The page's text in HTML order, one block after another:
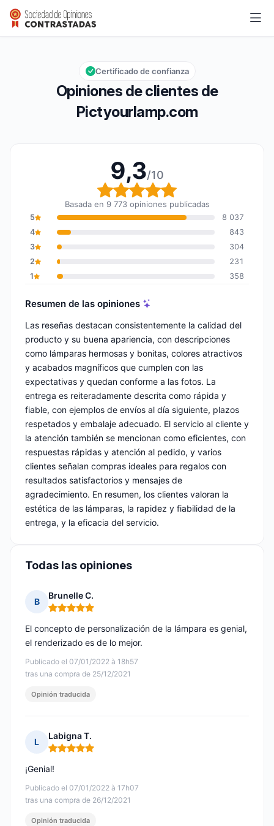
Pictyourlamp.com
Calificación global: 9,3 de 10
9,3/10
Opiniones de clientes de
Pictyourlamp.com
Certificado de confianza
9,3/10
Calificación global: 9,3
Basada en 9 773 opiniones publicadas
5
8 037
4
843
3
304
2
231
1
358
Resumen de las opiniones
Las reseñas destacan consistentemente la calidad del
producto y su buena apariencia, con descripciones
como lámparas hermosas y bonitas, colores atractivos
y acabados magníficos que cumplen con las
expectativas y quedan conforme a las fotos. La
entrega es reiteradamente descrita como rápida y
fiable, con ejemplos de envíos al día siguiente, plazos
respetados y embalaje adecuado. El servicio al cliente y
la atención también se mencionan como eficientes, con
respuestas rápidas y atención al pedido, y varios
clientes señalan compras ideales para regalos con
resultados satisfactorios y mensajes de
agradecimiento. En resumen, los clientes valoran la
estética de las lámparas, la rapidez y fiabilidad de la
entrega, y la eficacia del servicio.
Todas las opiniones
B
Brunelle C.
Nota: 5 de 5
Publicado el 07/01/2022 à 18h57
tras una compra de 25/12/2021
El concepto de personalización de la lámpara es genial,
el renderizado es de lo mejor.
Opinión traducida
L
Labigna T.
Nota: 5 de 5
Publicado el 07/01/2022 à 17h07
tras una compra de 26/12/2021
¡Genial!
Opinión traducida